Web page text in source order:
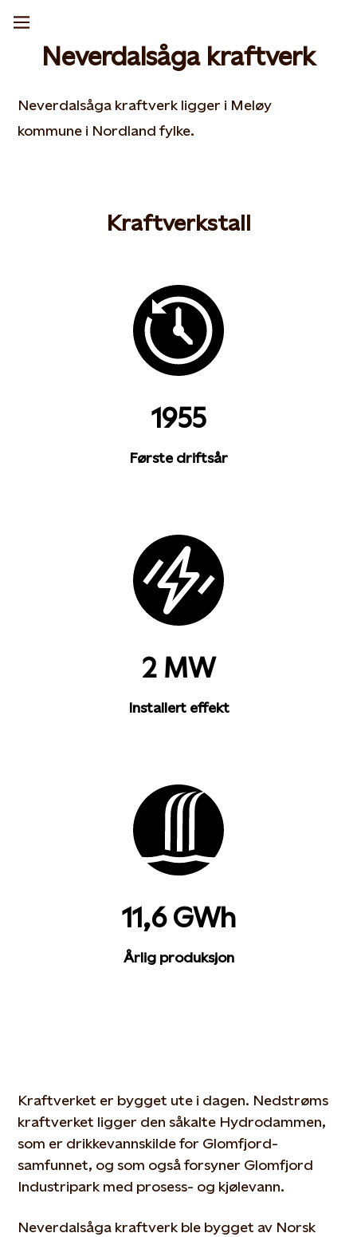
Neverdalsåga kraftverk
Neverdalsåga kraftverk ligger i Meløy
kommune i Nordland fylke.
Kraftverkstall
1955
Første driftsår
2 MW
Installert effekt
11,6 GWh
Årlig produksjon
Kraftverket er bygget ute i dagen. Nedstrøms
kraftverket ligger den såkalte Hydrodammen,
som er drikkevannskilde for Glomfjord-
samfunnet, og som også forsyner Glomfjord
Industripark med prosess- og kjølevann.
Neverdalsåga kraftverk ble bygget av Norsk